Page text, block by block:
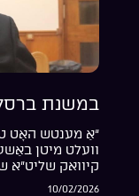
במשנת
“אַ מענטש האָט
וועלט מיטן
קיוואק שליט”א
10/02/2026